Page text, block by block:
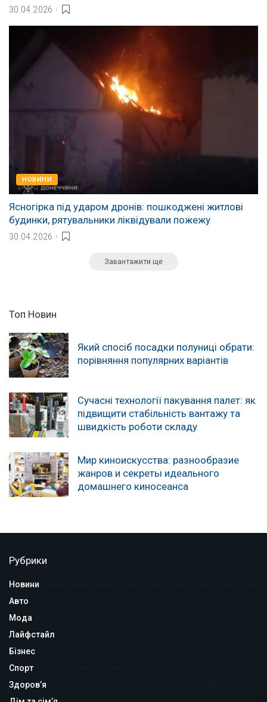
30.04.2026
НОВИНИ
Ясногірка під ударом дронів: пошкоджені житлові
будинки, рятувальники ліквідували пожежу
30.04.2026
Завантажити ще
Топ Новин
Який спосіб посадки полуниці обрати:
порівняння популярних варіантів
Сучасні технології пакування палет: як
підвищити стабільність вантажу та
швидкість роботи складу
Мир киноискусства: разнообразие
жанров и секреты идеального
домашнего киносеанса
Рубрики
Новини
Авто
Мода
Лайфстайл
Бізнес
Спорт
Здоров’я